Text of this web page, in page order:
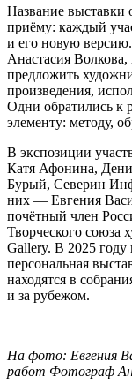
Название выставки
приёму: каждый
и его новую версию.
Анастасия
предложить
произведения,
Одни обратились к
элементу: методу,
В экспозиции
Катя Афонина,
Бурый, Северин
них — Евгения
почётный член
Творческого союза
Gallery. В 2025 году
персональная
находятся в
и за рубежом.
На фото: Евгения
работ Фотограф